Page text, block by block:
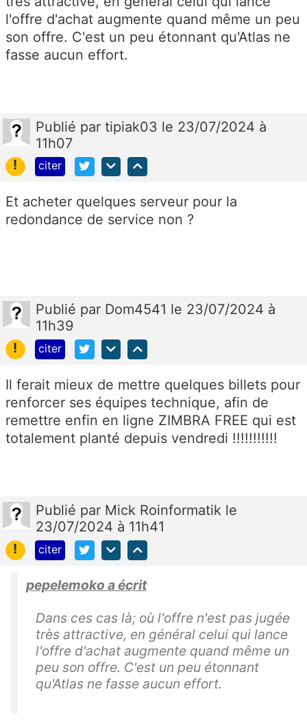
l'offre d'achat augmente quand même un peu
son offre. C'est un peu étonnant qu'Atlas ne
fasse aucun effort.
Publié par tipiak03 le 23/07/2024 à
11h07
!
citer
Et acheter quelques serveur pour la
redondance de service non ?
Publié par Dom4541 le 23/07/2024 à
11h39
!
citer
Il ferait mieux de mettre quelques billets pour
renforcer ses équipes technique, afin de
remettre enfin en ligne ZIMBRA FREE qui est
totalement planté depuis vendredi !!!!!!!!!!!
Publié par Mick Roinformatik le
23/07/2024 à 11h41
!
citer
pepelemoko a écrit
Dans ces cas là; où l'offre n'est pas jugée
très attractive, en général celui qui lance
l'offre d'achat augmente quand même un
peu son offre. C'est un peu étonnant
qu'Atlas ne fasse aucun effort.